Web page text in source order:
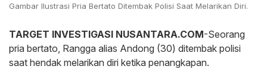
Gambar Ilustrasi Pria Bertato Ditembak Polisi Saat Melarikan Diri.
TARGET INVESTIGASI NUSANTARA.COM-Seorang
pria bertato, Rangga alias Andong (30) ditembak polisi
saat hendak melarikan diri ketika penangkapan.